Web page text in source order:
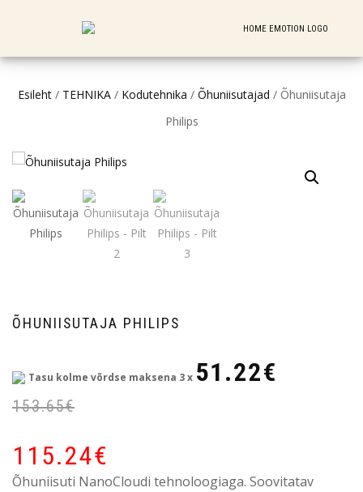
Esileht/ TEHNIKA/ Kodutehnika / Õhuniisutajad / Õhuniisutaja
Philips
ÕHUNIISUTAJA PHILIPS
Tasu kolme võrdse maksena 3 x 51.22€
153.65€
115.24€
Õhuniisuti NanoCloudi tehnoloogiaga. Soovitatav